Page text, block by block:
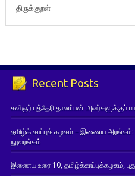
திருக்குறள்
Recent Posts
கவிஞர் புத்தேரி தானப்பன் அவர்களுக்குப்
தமிழ்க் காப்புக் கழகம் – இணைய
நூலரங்கம்
இணைய உரை 10, தமிழ்க்காப்புக்கழகம்,